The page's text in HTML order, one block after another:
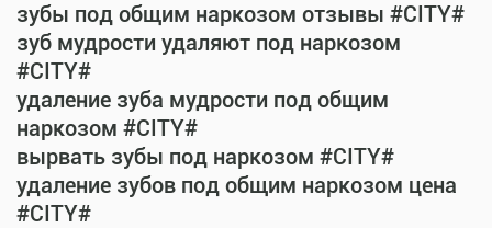
зубы под общим наркозом отзывы #CITY#
зуб мудрости удаляют под наркозом
#CITY#
удаление зуба мудрости под общим
наркозом #CITY#
вырвать зубы под наркозом #CITY#
удаление зубов под общим наркозом цена
#CITY#